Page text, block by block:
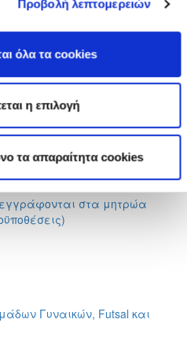
Προβολή λεπτομερειών
όλα τα cookies
η επιλογή
τα απαραίτητα cookies
ειδήσεις.
στα μητρώα
Γυναικών, Futsal και